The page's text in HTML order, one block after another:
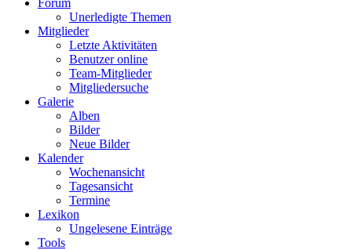
Forum
Unerledigte Themen
Mitglieder
Letzte Aktivitäten
Benutzer online
Team-Mitglieder
Mitgliedersuche
Galerie
Alben
Bilder
Neue Bilder
Kalender
Wochenansicht
Tagesansicht
Termine
Lexikon
Ungelesene Einträge
Tools